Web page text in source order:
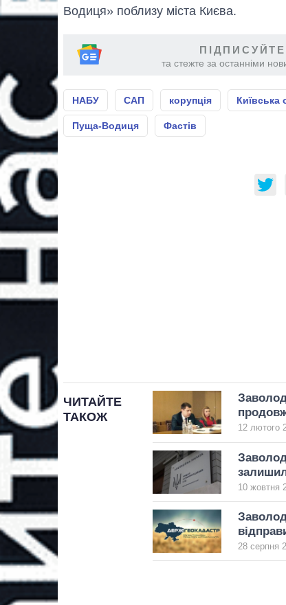
Водиця» поблизу міста Києва.
та стежте за останніми
НАБУ САП корупція Київська
Пуща-Водиця Фастів
ЧИТАЙТЕ
ТАКОЖ
12 лютого
10 жовтня
28 серпня